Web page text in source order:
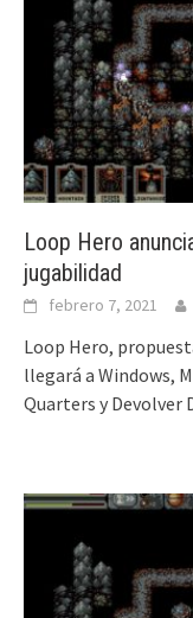
Loop Hero
jugabilidad
febrero 7, 2021
Loop Hero,
llegará a Windows,
Quarters y Devolver